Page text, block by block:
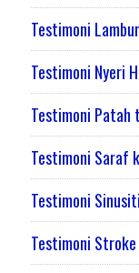
Testimoni
Testimoni Nyeri
Testimoni Patah
Testimoni Saraf
Testimoni
Testimoni Stroke